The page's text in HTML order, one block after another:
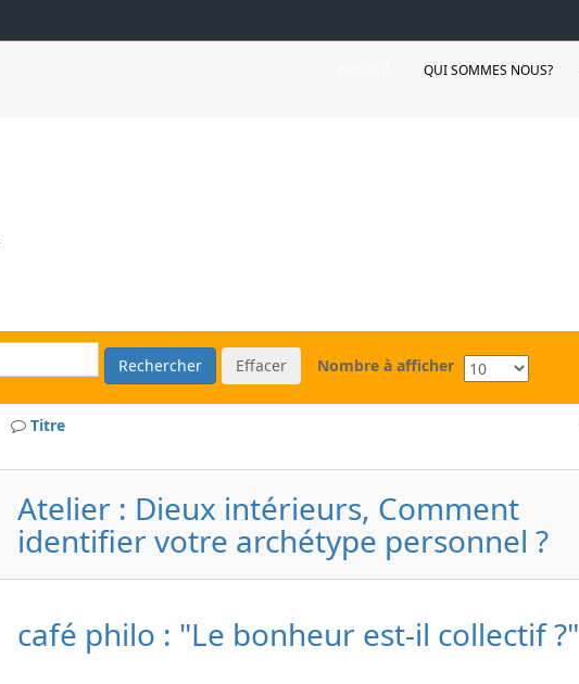
QUI SOMMES NOUS?
Rechercher Effacer Nombre à afficher
Titre
Atelier : Dieux intérieurs, Comment
identifier votre archétype personnel ?
café philo : "Le bonheur est-il collectif ?"